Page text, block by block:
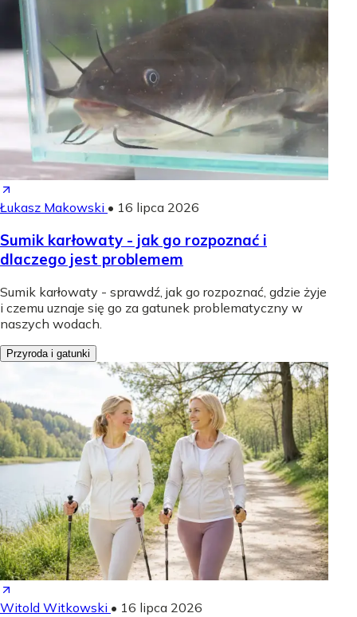
Łukasz Makowski • 16 lipca 2026
Sumik karłowaty - jak go rozpoznać i
dlaczego jest problemem
Sumik karłowaty - sprawdź, jak go rozpoznać, gdzie żyje
i czemu uznaje się go za gatunek problematyczny w
naszych wodach.
Przyroda i gatunki
Witold Witkowski • 16 lipca 2026